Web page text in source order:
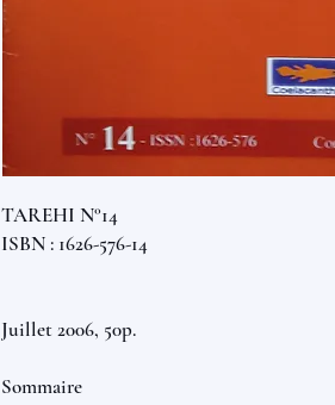
TAREHI N°14
ISBN : 1626-576-14
Juillet 2006, 50p.
Sommaire